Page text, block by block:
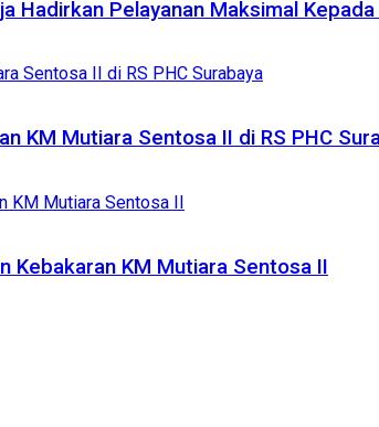
Hadirkan Pelayanan Maksimal
KM Mutiara Sentosa II di RS PHC
Kebakaran KM Mutiara Sentosa II